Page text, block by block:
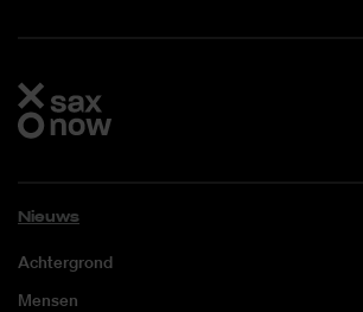
Nieuws
Achtergrond
Mensen